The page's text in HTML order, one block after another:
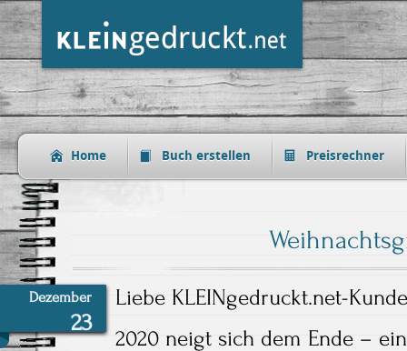
Home Buch erstellen Preisrechner
Dezember
23
Liebe KLEINgedruckt.net-
2020 neigt sich dem Ende –